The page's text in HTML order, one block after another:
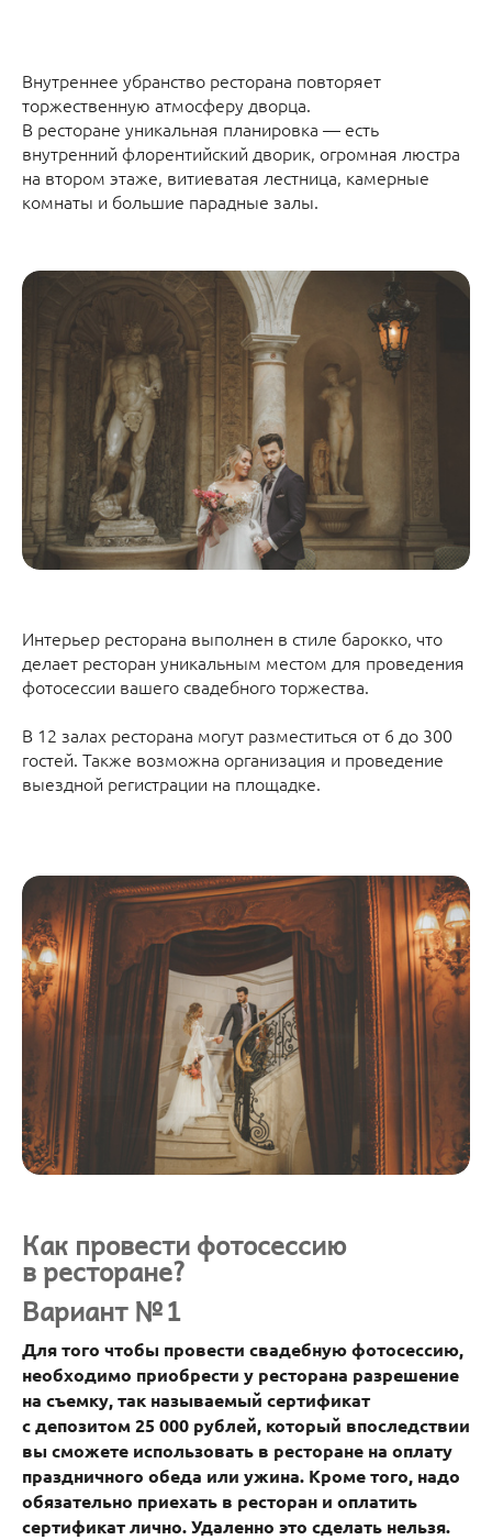
Внутреннее убранство ресторана повторяет
торжественную атмосферу дворца.
В ресторане уникальная планировка — есть
внутренний флорентийский дворик, огромная люстра
на втором этаже, витиеватая лестница, камерные
комнаты и большие парадные залы.
Интерьер ресторана выполнен в стиле барокко, что
делает ресторан уникальным местом для проведения
фотосессии вашего свадебного торжества.
В 12 залах ресторана могут разместиться от 6 до 300
гостей. Также возможна организация и проведение
выездной регистрации на площадке.
Как провести фотосессию
в ресторане?
Вариант № 1
Для того чтобы провести свадебную фотосессию,
необходимо приобрести у ресторана разрешение
на съемку, так называемый сертификат
с депозитом 25 000 рублей, который впоследствии
вы сможете использовать в ресторане на оплату
праздничного обеда или ужина. Кроме того, надо
обязательно приехать в ресторан и оплатить
сертификат лично. Удаленно это сделать нельзя.